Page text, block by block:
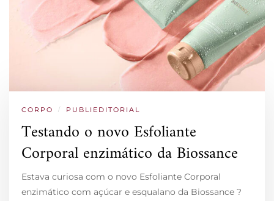
CORPO / PUBLIEDITORIAL
Testando o novo Esfoliante
Corporal enzimático da Biossance
Estava curiosa com o novo Esfoliante Corporal
enzimático com açúcar e esqualano da Biossance ?